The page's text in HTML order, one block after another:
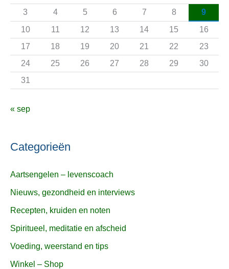
a
r
:
3
4 5 6 7 8
9
10
11 12 13 14 15
16
17
18 19 20 21 22
23
24
25 26 27 28 29
30
31
« sep
Categorieën
Aartsengelen – levenscoach
Nieuws, gezondheid en interviews
Recepten, kruiden en noten
Spiritueel, meditatie en afscheid
Voeding, weerstand en tips
Winkel – Shop